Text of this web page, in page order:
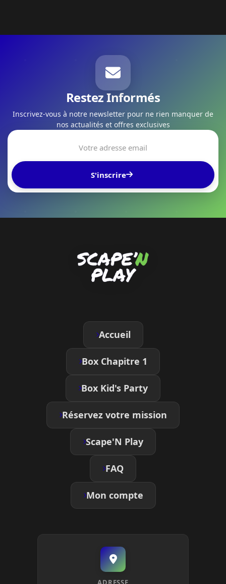
Restez Informés
Inscrivez-vous à notre newsletter pour ne rien manquer de
nos actualités et offres exclusives
S'inscrire
Accueil
Box Chapitre 1
Box Kid's Party
Réservez votre mission
Scape'N Play
FAQ
Mon compte